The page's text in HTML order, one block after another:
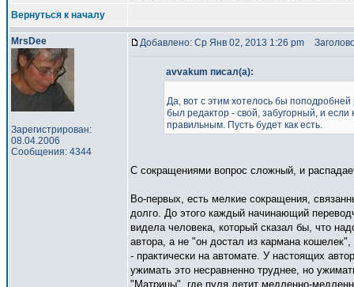
Вернуться к началу
MrsDee
Зарегистрирован:
08.04.2006
Сообщения: 4344
Добавлено: Ср Янв 02, 2013 1:26 pm
avvakum писал(а):
Да, вот с этим хотелось бы
был редактор - свой, забугорный, и если
правильным. Пусть будет как есть.
С сокращениями вопрос сложный, и
Во-первых, есть мелкие сокращения,
долго. До этого каждый начинающий
видела человека, который сказал бы, что
автора, а не "он достал из кармана
- практически на автомате. У настоящих
ужимать это несравненно труднее, но
"Матрицы", где пуля летит медленно-